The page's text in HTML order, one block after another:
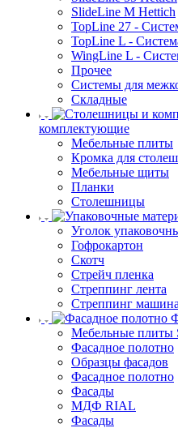
SlideLine M Hettich
TopLine 27 -
TopLine L -
WingLine L -
Прочее
Системы для
Складные
комплектующие
Мебельные плиты
Кромка для
Мебельные щиты
Планки
Столешницы
Уголок
Гофрокартон
Скотч
Стрейч пленка
Стреппинг лента
Стреппинг машина
Мебельные плиты
Фасадное полотно
Образцы фасадов
Фасадное полотно
Фасады
МДФ RIAL
Фасады